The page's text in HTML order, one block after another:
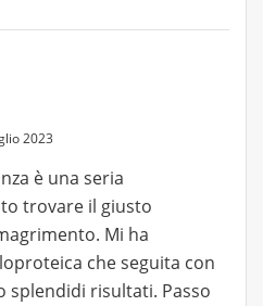
2023
è una seria
trovare il giusto
Mi ha
che seguita con
splendidi risultati. Passo